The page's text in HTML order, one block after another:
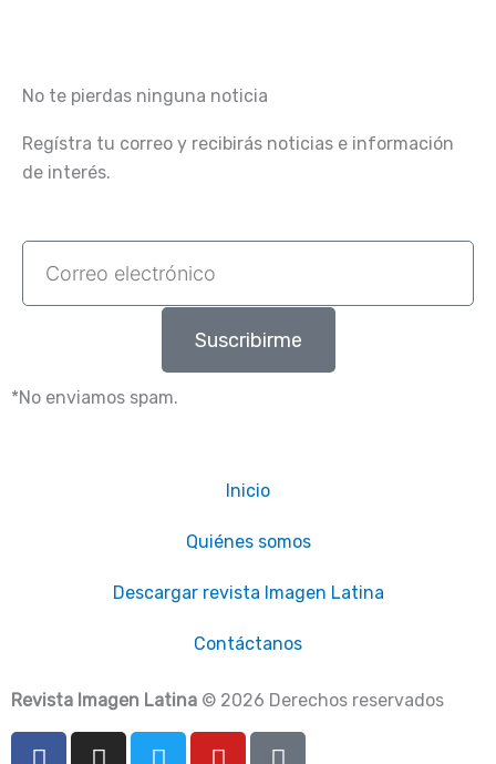
No te pierdas ninguna noticia
Regístra tu correo y recibirás noticias e información
de interés.
electrónico
Suscribirme
*No enviamos spam.
Inicio
Quiénes somos
Descargar revista Imagen Latina
Contáctanos
Revista Imagen Latina © 2026 Derechos reservados
F
I
T
Y
T